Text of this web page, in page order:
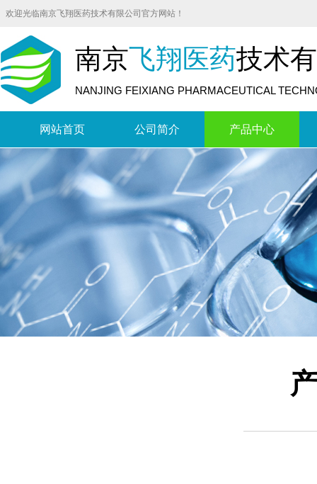
欢迎光临南京飞翔医药技术有限公司官方网站！
南京飞翔医药技术
NANJING FEIXIANG PHARMACEUTICAL
网站首页 公司简介 产品中心